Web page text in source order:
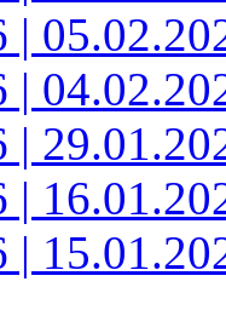
|
|
|
|
|